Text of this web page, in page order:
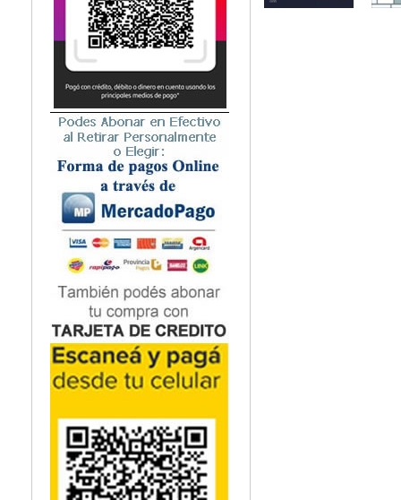
Medicina del Deporte / Rehabilitación
Medicina Emergencias / Urgencias
Medicina Forense / Legal
Medicina General
Medicina Interna
Microbiología
Nefrología
Neonatología / Pediatría
Neumología
Neuroanatomía / Neurociencia
Neurocirugía
Neurología
Nutrición
Odontología
Oftalmología
Oncología / Cuidados Paliativos
Ortopedía / Traumatología
Osteopatía
Otorrinolaringología
Podología
Psicología
Psiquiatría
Química